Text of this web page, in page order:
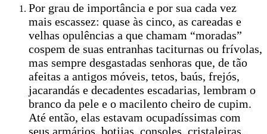
Por grau de importância e por sua cada vez
mais escassez: quase às cinco, as careadas e
velhas opulências a que chamam “moradas”
cospem de suas entranhas taciturnas ou frívolas,
mas sempre desgastadas senhoras que, de tão
afeitas a antigos móveis, tetos, baús, frejós,
jacarandás e decadentes escadarias, lembram o
branco da pele e o macilento cheiro de cupim.
Até então, elas estavam ocupadíssimas com
seus armários, botijas, consoles, cristaleiras,